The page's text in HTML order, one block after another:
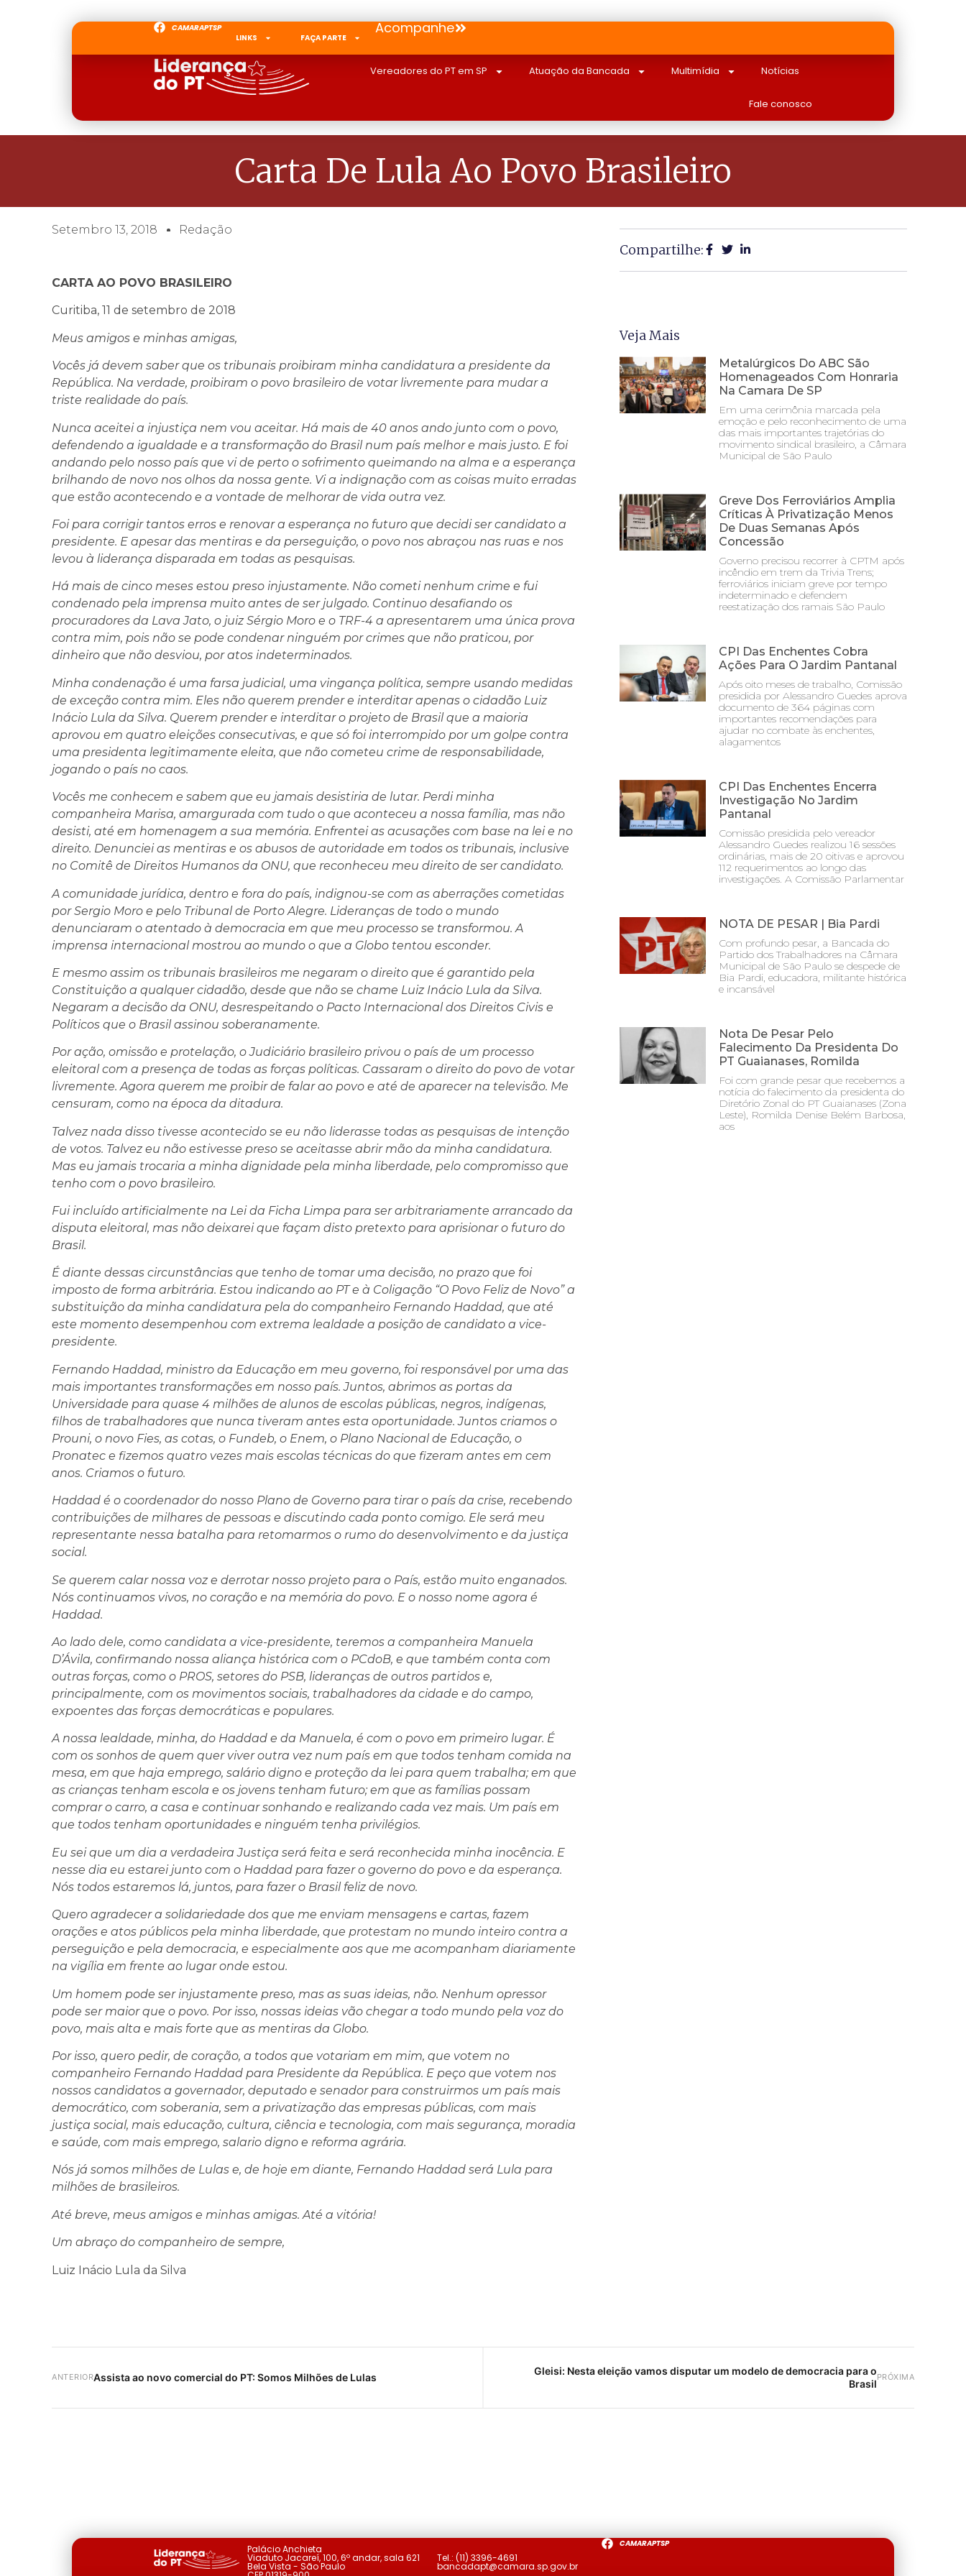
CAMARAPTSP
LINKS
FAÇA PARTE
Acompanhe
Vereadores do PT em SP Atuação da Bancada Multimídia Notícias
Fale conosco
Carta De Lula Ao Povo Brasileiro
Setembro 13, 2018 Redação
CARTA AO POVO BRASILEIRO
Curitiba, 11 de setembro de 2018
Meus amigos e minhas amigas,
Vocês já devem saber que os tribunais proibiram minha candidatura a presidente da
República. Na verdade, proibiram o povo brasileiro de votar livremente para mudar a
triste realidade do país.
Nunca aceitei a injustiça nem vou aceitar. Há mais de 40 anos ando junto com o povo,
defendendo a igualdade e a transformação do Brasil num país melhor e mais justo. E foi
andando pelo nosso país que vi de perto o sofrimento queimando na alma e a esperança
brilhando de novo nos olhos da nossa gente. Vi a indignação com as coisas muito erradas
que estão acontecendo e a vontade de melhorar de vida outra vez.
Foi para corrigir tantos erros e renovar a esperança no futuro que decidi ser candidato a
presidente. E apesar das mentiras e da perseguição, o povo nos abraçou nas ruas e nos
levou à liderança disparada em todas as pesquisas.
Há mais de cinco meses estou preso injustamente. Não cometi nenhum crime e fui
condenado pela imprensa muito antes de ser julgado. Continuo desafiando os
procuradores da Lava Jato, o juiz Sérgio Moro e o TRF-4 a apresentarem uma única prova
contra mim, pois não se pode condenar ninguém por crimes que não praticou, por
dinheiro que não desviou, por atos indeterminados.
Minha condenação é uma farsa judicial, uma vingança política, sempre usando medidas
de exceção contra mim. Eles não querem prender e interditar apenas o cidadão Luiz
Inácio Lula da Silva. Querem prender e interditar o projeto de Brasil que a maioria
aprovou em quatro eleições consecutivas, e que só foi interrompido por um golpe contra
uma presidenta legitimamente eleita, que não cometeu crime de responsabilidade,
jogando o país no caos.
Vocês me conhecem e sabem que eu jamais desistiria de lutar. Perdi minha
companheira Marisa, amargurada com tudo o que aconteceu a nossa família, mas não
desisti, até em homenagem a sua memória. Enfrentei as acusações com base na lei e no
direito. Denunciei as mentiras e os abusos de autoridade em todos os tribunais, inclusive
no Comitê de Direitos Humanos da ONU, que reconheceu meu direito de ser candidato.
A comunidade jurídica, dentro e fora do país, indignou-se com as aberrações cometidas
por Sergio Moro e pelo Tribunal de Porto Alegre. Lideranças de todo o mundo
denunciaram o atentado à democracia em que meu processo se transformou. A
imprensa internacional mostrou ao mundo o que a Globo tentou esconder.
E mesmo assim os tribunais brasileiros me negaram o direito que é garantido pela
Constituição a qualquer cidadão, desde que não se chame Luiz Inácio Lula da Silva.
Negaram a decisão da ONU, desrespeitando o Pacto Internacional dos Direitos Civis e
Políticos que o Brasil assinou soberanamente.
Por ação, omissão e protelação, o Judiciário brasileiro privou o país de um processo
eleitoral com a presença de todas as forças políticas. Cassaram o direito do povo de votar
livremente. Agora querem me proibir de falar ao povo e até de aparecer na televisão. Me
censuram, como na época da ditadura.
Talvez nada disso tivesse acontecido se eu não liderasse todas as pesquisas de intenção
de votos. Talvez eu não estivesse preso se aceitasse abrir mão da minha candidatura.
Mas eu jamais trocaria a minha dignidade pela minha liberdade, pelo compromisso que
tenho com o povo brasileiro.
Fui incluído artificialmente na Lei da Ficha Limpa para ser arbitrariamente arrancado da
disputa eleitoral, mas não deixarei que façam disto pretexto para aprisionar o futuro do
Brasil.
É diante dessas circunstâncias que tenho de tomar uma decisão, no prazo que foi
imposto de forma arbitrária. Estou indicando ao PT e à Coligação “O Povo Feliz de Novo” a
substituição da minha candidatura pela do companheiro Fernando Haddad, que até
este momento desempenhou com extrema lealdade a posição de candidato a vice-
presidente.
Fernando Haddad, ministro da Educação em meu governo, foi responsável por uma das
mais importantes transformações em nosso país. Juntos, abrimos as portas da
Universidade para quase 4 milhões de alunos de escolas públicas, negros, indígenas,
filhos de trabalhadores que nunca tiveram antes esta oportunidade. Juntos criamos o
Prouni, o novo Fies, as cotas, o Fundeb, o Enem, o Plano Nacional de Educação, o
Pronatec e fizemos quatro vezes mais escolas técnicas do que fizeram antes em cem
anos. Criamos o futuro.
Haddad é o coordenador do nosso Plano de Governo para tirar o país da crise, recebendo
contribuições de milhares de pessoas e discutindo cada ponto comigo. Ele será meu
representante nessa batalha para retomarmos o rumo do desenvolvimento e da justiça
social.
Se querem calar nossa voz e derrotar nosso projeto para o País, estão muito enganados.
Nós continuamos vivos, no coração e na memória do povo. E o nosso nome agora é
Haddad.
Ao lado dele, como candidata a vice-presidente, teremos a companheira Manuela
D’Ávila, confirmando nossa aliança histórica com o PCdoB, e que também conta com
outras forças, como o PROS, setores do PSB, lideranças de outros partidos e,
principalmente, com os movimentos sociais, trabalhadores da cidade e do campo,
expoentes das forças democráticas e populares.
A nossa lealdade, minha, do Haddad e da Manuela, é com o povo em primeiro lugar. É
com os sonhos de quem quer viver outra vez num país em que todos tenham comida na
mesa, em que haja emprego, salário digno e proteção da lei para quem trabalha; em que
as crianças tenham escola e os jovens tenham futuro; em que as famílias possam
comprar o carro, a casa e continuar sonhando e realizando cada vez mais. Um país em
que todos tenham oportunidades e ninguém tenha privilégios.
Eu sei que um dia a verdadeira Justiça será feita e será reconhecida minha inocência. E
nesse dia eu estarei junto com o Haddad para fazer o governo do povo e da esperança.
Nós todos estaremos lá, juntos, para fazer o Brasil feliz de novo.
Quero agradecer a solidariedade dos que me enviam mensagens e cartas, fazem
orações e atos públicos pela minha liberdade, que protestam no mundo inteiro contra a
perseguição e pela democracia, e especialmente aos que me acompanham diariamente
na vigília em frente ao lugar onde estou.
Um homem pode ser injustamente preso, mas as suas ideias, não. Nenhum opressor
pode ser maior que o povo. Por isso, nossas ideias vão chegar a todo mundo pela voz do
povo, mais alta e mais forte que as mentiras da Globo.
Por isso, quero pedir, de coração, a todos que votariam em mim, que votem no
companheiro Fernando Haddad para Presidente da República. E peço que votem nos
nossos candidatos a governador, deputado e senador para construirmos um país mais
democrático, com soberania, sem a privatização das empresas públicas, com mais
justiça social, mais educação, cultura, ciência e tecnologia, com mais segurança, moradia
e saúde, com mais emprego, salario digno e reforma agrária.
Nós já somos milhões de Lulas e, de hoje em diante, Fernando Haddad será Lula para
milhões de brasileiros.
Até breve, meus amigos e minhas amigas. Até a vitória!
Um abraço do companheiro de sempre,
Luiz Inácio Lula da Silva
Compartilhe:
Veja Mais
Metalúrgicos Do ABC São
Homenageados Com Honraria
Na Camara De SP
Em uma cerimônia marcada pela
emoção e pelo reconhecimento de uma
das mais importantes trajetórias do
movimento sindical brasileiro, a Câmara
Municipal de São Paulo
Greve Dos Ferroviários Amplia
Críticas À Privatização Menos
De Duas Semanas Após
Concessão
Governo precisou recorrer à CPTM após
incêndio em trem da Trivia Trens;
ferroviários iniciam greve por tempo
indeterminado e defendem
reestatização dos ramais São Paulo
CPI Das Enchentes Cobra
Ações Para O Jardim Pantanal
Após oito meses de trabalho, Comissão
presidida por Alessandro Guedes aprova
documento de 364 páginas com
importantes recomendações para
ajudar no combate às enchentes,
alagamentos
CPI Das Enchentes Encerra
Investigação No Jardim
Pantanal
Comissão presidida pelo vereador
Alessandro Guedes realizou 16 sessões
ordinárias, mais de 20 oitivas e aprovou
112 requerimentos ao longo das
investigações. A Comissão Parlamentar
NOTA DE PESAR | Bia Pardi
Com profundo pesar, a Bancada do
Partido dos Trabalhadores na Câmara
Municipal de São Paulo se despede de
Bia Pardi, educadora, militante histórica
e incansável
Nota De Pesar Pelo
Falecimento Da Presidenta Do
PT Guaianases, Romilda
Foi com grande pesar que recebemos a
notícia do falecimento da presidenta do
Diretório Zonal do PT Guaianases (Zona
Leste), Romilda Denise Belém Barbosa,
aos
ANTERIORAssista ao novo comercial do PT: Somos Milhões de Lulas PRÓXIMA
Gleisi: Nesta eleição vamos disputar um modelo de democracia para o
Brasil
Palácio Anchieta
Viaduto Jacareí, 100, 6º andar, sala 621
Bela Vista - São Paulo
Tel.: (11) 3396-4691
bancadapt@camara.sp.gov.br
CAMARAPTSP